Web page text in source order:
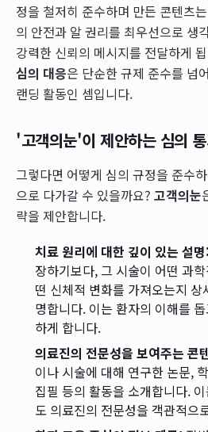
정을 철저히 준수하며 만든 콘텐츠
의 안전과 알 권리를 최우선으로 생
강력한 신뢰의 메시지를 전달하게
심의 대응은 단순한 규제 준수를 넘
랜딩 활동인 셈입니다.
'고객의눈'이 제안하는 심의
그렇다면 어떻게 심의 규정을 준수
으로 다가갈 수 있을까요? 고객의눈
략을 제안합니다.
치료 원리에 대한 깊이 있는 설명:
장하기보다, 그 시술이 어떤 과
떤 신체적 변화를 가져오는지
명합니다. 이는 환자의 이해를
하게 합니다.
의료진의 전문성을 보여주는 콘
이나 시술에 대해 연구한 논문,
집필 등의 활동을 소개합니다. 이
도 의료진의 전문성을 객관적으